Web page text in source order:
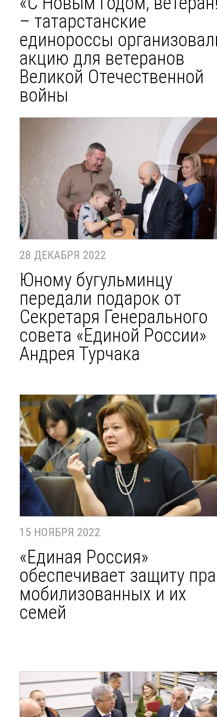
– татарстанские
единороссы
акцию для ветеранов
Великой Отечественной
войны
28 ДЕКАБРЯ 2022
Юному бугульминцу
передали подарок от
Секретаря Генерального
совета «Единой России»
Андрея Турчака
15 НОЯБРЯ 2022
«Единая Россия»
обеспечивает защиту
мобилизованных и их
семей